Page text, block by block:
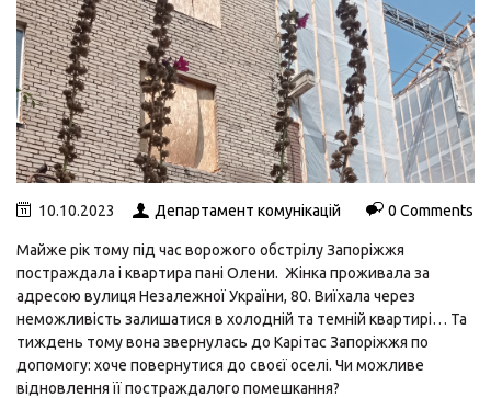
10.10.2023 Департамент комунікацій 0 Comments
Майже рік тому під час ворожого обстрілу Запоріжжя
постраждала і квартира пані Олени. Жінка проживала за
адресою вулиця Незалежної України, 80. Виїхала через
неможливість залишатися в холодній та темній квартирі… Та
тиждень тому вона звернулась до Карітас Запоріжжя по
допомогу: хоче повернутися до своєї оселі. Чи можливе
відновлення її постраждалого помешкання?